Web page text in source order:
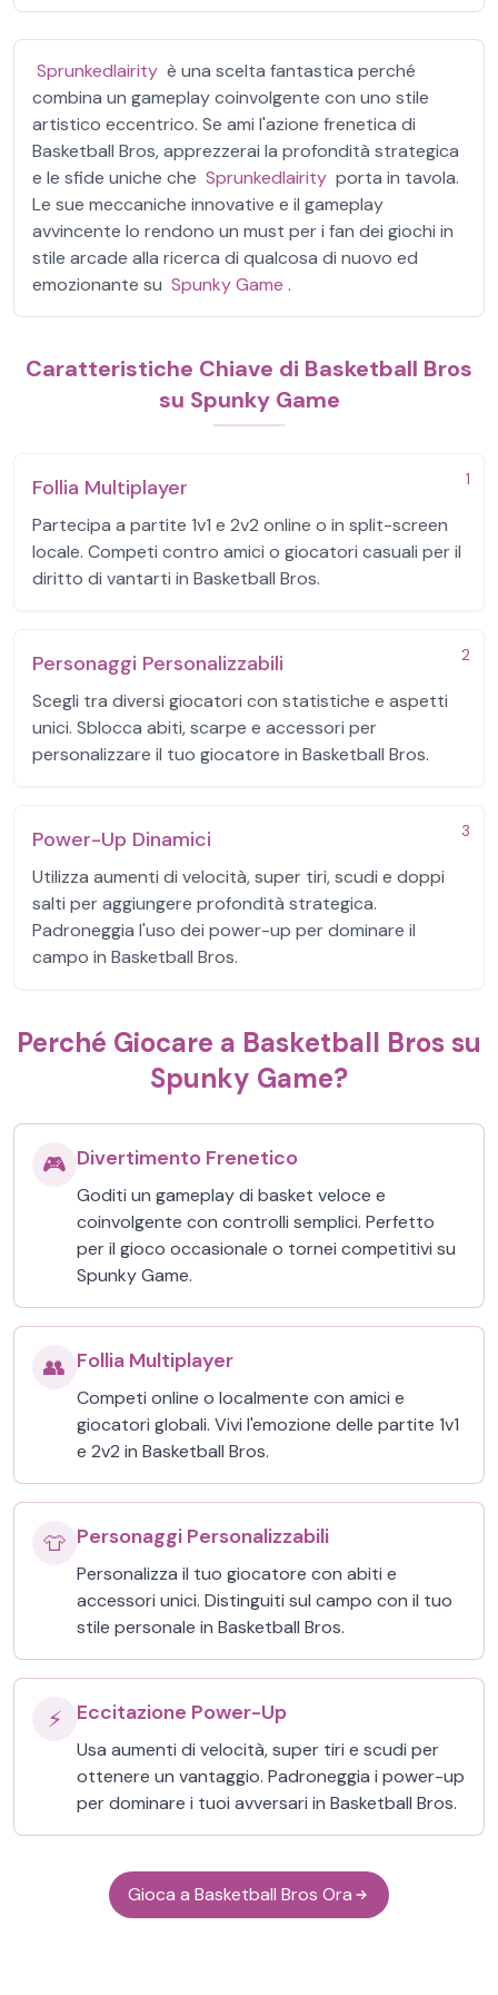
Sprunkedlairity è una scelta fantastica perché
combina un gameplay coinvolgente con uno stile
artistico eccentrico. Se ami l'azione frenetica di
Basketball Bros, apprezzerai la profondità strategica
e le sfide uniche che Sprunkedlairity porta in tavola.
Le sue meccaniche innovative e il gameplay
avvincente lo rendono un must per i fan dei giochi in
stile arcade alla ricerca di qualcosa di nuovo ed
emozionante su Spunky Game .
Caratteristiche Chiave di Basketball Bros
su Spunky Game
1
Follia Multiplayer
Partecipa a partite 1v1 e 2v2 online o in split-screen
locale. Competi contro amici o giocatori casuali per il
diritto di vantarti in Basketball Bros.
2
Personaggi Personalizzabili
Scegli tra diversi giocatori con statistiche e aspetti
unici. Sblocca abiti, scarpe e accessori per
personalizzare il tuo giocatore in Basketball Bros.
3
Power-Up Dinamici
Utilizza aumenti di velocità, super tiri, scudi e doppi
salti per aggiungere profondità strategica.
Padroneggia l'uso dei power-up per dominare il
campo in Basketball Bros.
Perché Giocare a Basketball Bros su
Spunky Game?
🎮 Divertimento Frenetico
Goditi un gameplay di basket veloce e
coinvolgente con controlli semplici. Perfetto
per il gioco occasionale o tornei competitivi su
Spunky Game.
👥 Follia Multiplayer
Competi online o localmente con amici e
giocatori globali. Vivi l'emozione delle partite 1v1
e 2v2 in Basketball Bros.
👕 Personaggi Personalizzabili
Personalizza il tuo giocatore con abiti e
accessori unici. Distinguiti sul campo con il tuo
stile personale in Basketball Bros.
⚡ Eccitazione Power-Up
Usa aumenti di velocità, super tiri e scudi per
ottenere un vantaggio. Padroneggia i power-up
per dominare i tuoi avversari in Basketball Bros.
Gioca a Basketball Bros Ora